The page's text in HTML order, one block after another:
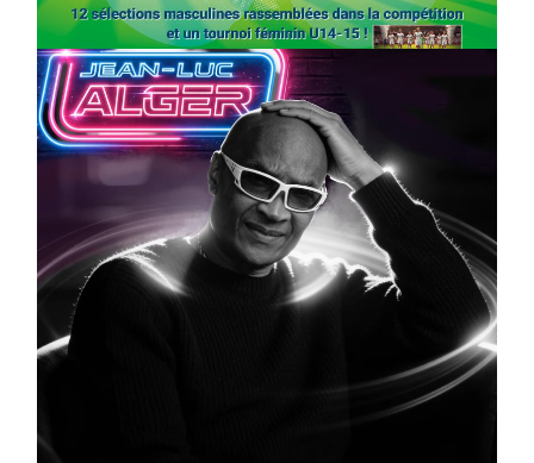
On03/04/2026byWebmaster2Risi
CULTURE
Artiste W2R : Jean Luc ALGER
On